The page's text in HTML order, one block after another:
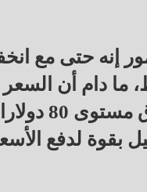
إنه حتى مع
ما دام أن
أن يظل فوق
بقوة لدفع